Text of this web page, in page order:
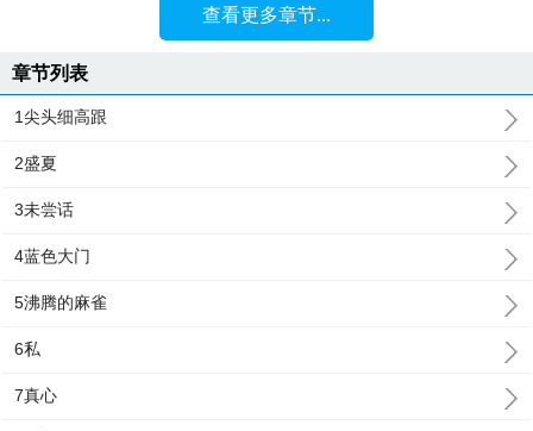
查看更多章节...
章节列表
1尖头细高跟
2盛夏
3未尝话
4蓝色大门
5沸腾的麻雀
6私
7真心